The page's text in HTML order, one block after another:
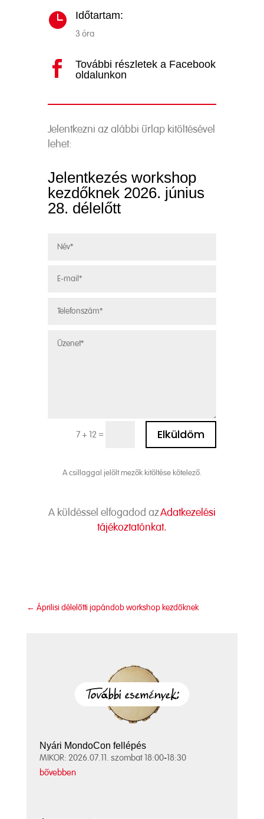
 Időtartam:
3 óra

További részletek a Facebook
oldalunkon
Jelentkezni az alábbi űrlap kitöltésével
lehet:
Jelentkezés workshop
kezdőknek 2026. június
28. délelőtt
7 + 12 = Elküldöm
Alternative:
A csillaggal jelölt mezők kitöltése kötelező.
A küldéssel elfogadod azAdatkezelési
tájékoztatónkat.
← Áprilisi délelőtti japándob workshop kezdőknek
Nyári MondoCon fellépés
MIKOR: 2026.07.11. szombat 18:00-18:30
bővebben